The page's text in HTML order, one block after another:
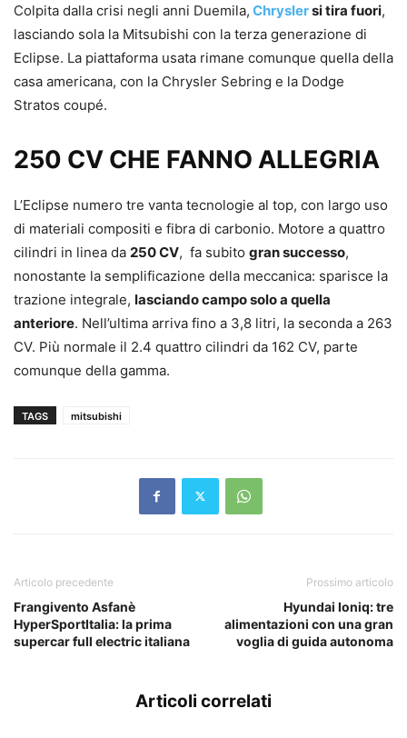
Colpita dalla crisi negli anni Duemila, Chryslersi tira fuori,
lasciando sola la Mitsubishi con la terza generazione di
Eclipse. La piattaforma usata rimane comunque quella della
casa americana, con la Chrysler Sebring e la Dodge
Stratos coupé.
250 CV CHE FANNO ALLEGRIA
L’Eclipse numero tre vanta tecnologie al top, con largo uso
di materiali compositi e fibra di carbonio. Motore a quattro
cilindri in linea da 250 CV, fa subito gran successo,
nonostante la semplificazione della meccanica: sparisce la
trazione integrale, lasciando campo solo a quella
anteriore. Nell’ultima arriva fino a 3,8 litri, la seconda a 263
CV. Più normale il 2.4 quattro cilindri da 162 CV, parte
comunque della gamma.
TAGS mitsubishi
Articolo precedente
Frangivento Asfanè
HyperSportItalia: la prima
supercar full electric italiana
Prossimo articolo
Hyundai Ioniq: tre
alimentazioni con una gran
voglia di guida autonoma
Articoli correlati